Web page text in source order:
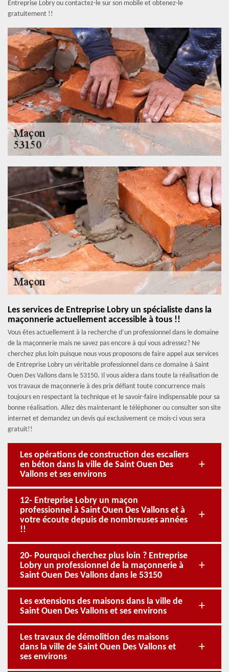
Entreprise Lobry ou contactez-le sur son mobile et obtenez-le
gratuitement !!
Les services de Entreprise Lobry un spécialiste dans la
maçonnerie actuellement accessible à tous !!
Vous êtes actuellement à la recherche d’un professionnel dans le domaine
de la maçonnerie mais ne savez pas encore à qui vous adressez? Ne
cherchez plus loin puisque nous vous proposons de faire appel aux services
de Entreprise Lobry un véritable professionnel dans ce domaine à Saint
Ouen Des Vallons dans le 53150. Il vous aidera dans toute la réalisation de
vos travaux de maçonnerie à des prix défiant toute concurrence mais
toujours en respectant la technique et le savoir-faire indispensable pour sa
bonne réalisation. Allez dès maintenant le téléphoner ou consulter son site
internet et demandez un devis qui exclusivement ce mois-ci vous sera
gratuit!!
Les opérations de construction des escaliers
en béton dans la ville de Saint Ouen Des
Vallons et ses environs
12- Entreprise Lobry un maçon
professionnel à Saint Ouen Des Vallons et à
votre écoute depuis de nombreuses années
!!
20- Pourquoi cherchez plus loin ? Entreprise
Lobry un professionnel de la maçonnerie à
Saint Ouen Des Vallons dans le 53150
Les extensions des maisons dans la ville de
Saint Ouen Des Vallons et ses environs
Les travaux de démolition des maisons
dans la ville de Saint Ouen Des Vallons et
ses environs